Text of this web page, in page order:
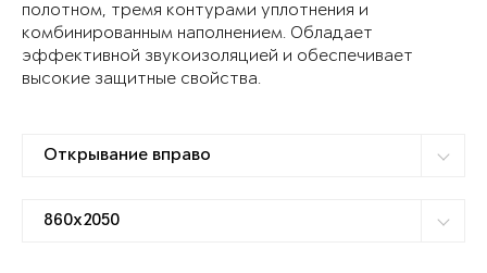
полотном, тремя контурами уплотнения и
комбинированным наполнением. Обладает
эффективной звукоизоляцией и обеспечивает
высокие защитные свойства.